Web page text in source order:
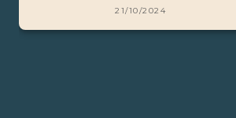
21/10/2024